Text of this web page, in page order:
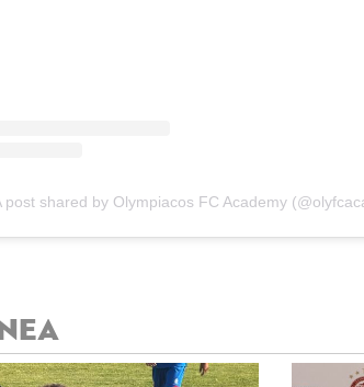
post shared by Olympiacos FC Academy